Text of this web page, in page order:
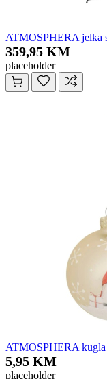
ATMOSPHERA jelka
359,95 KM
placeholder
ATMOSPHERA
5,95 KM
placeholder